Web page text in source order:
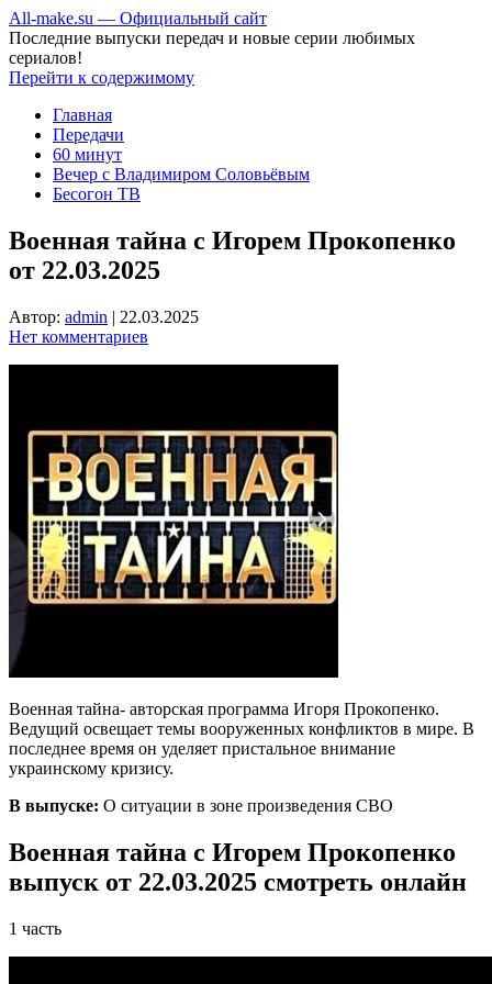
All-make.su — Официальный сайт
Последние выпуски передач и новые серии любимых
сериалов!
Перейти к содержимому
Главная
Передачи
60 минут
Вечер с Владимиром Соловьёвым
Бесогон ТВ
Военная тайна с Игорем Прокопенко
от 22.03.2025
Автор: admin | 22.03.2025
Нет комментариев
Военная тайна- авторская программа Игоря Прокопенко.
Ведущий освещает темы вооруженных конфликтов в мире. В
последнее время он уделяет пристальное внимание
украинскому кризису.
В выпуске: О ситуации в зоне произведения СВО
Военная тайна с Игорем Прокопенко
выпуск от 22.03.2025 смотреть онлайн
1 часть